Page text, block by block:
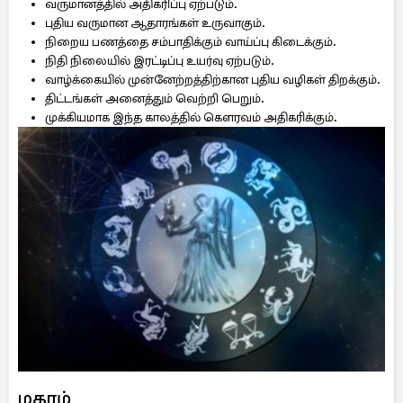
வருமானத்தில் அதிகரிப்பு ஏற்படும்.
புதிய வருமான ஆதாரங்கள் உருவாகும்.
நிறைய பணத்தை சம்பாதிக்கும் வாய்ப்பு கிடைக்கும்.
நிதி நிலையில் இரட்டிப்பு உயர்வு ஏற்படும்.
வாழ்க்கையில் முன்னேற்றத்திற்கான புதிய வழிகள் திறக்கும்.
திட்டங்கள் அனைத்தும் வெற்றி பெறும்.
முக்கியமாக இந்த காலத்தில் கௌரவம் அதிகரிக்கும்.
மகரம்